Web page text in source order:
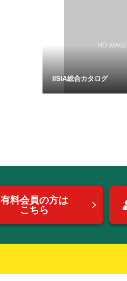
IISIA総合カタログ
有料会員の方は
こちら